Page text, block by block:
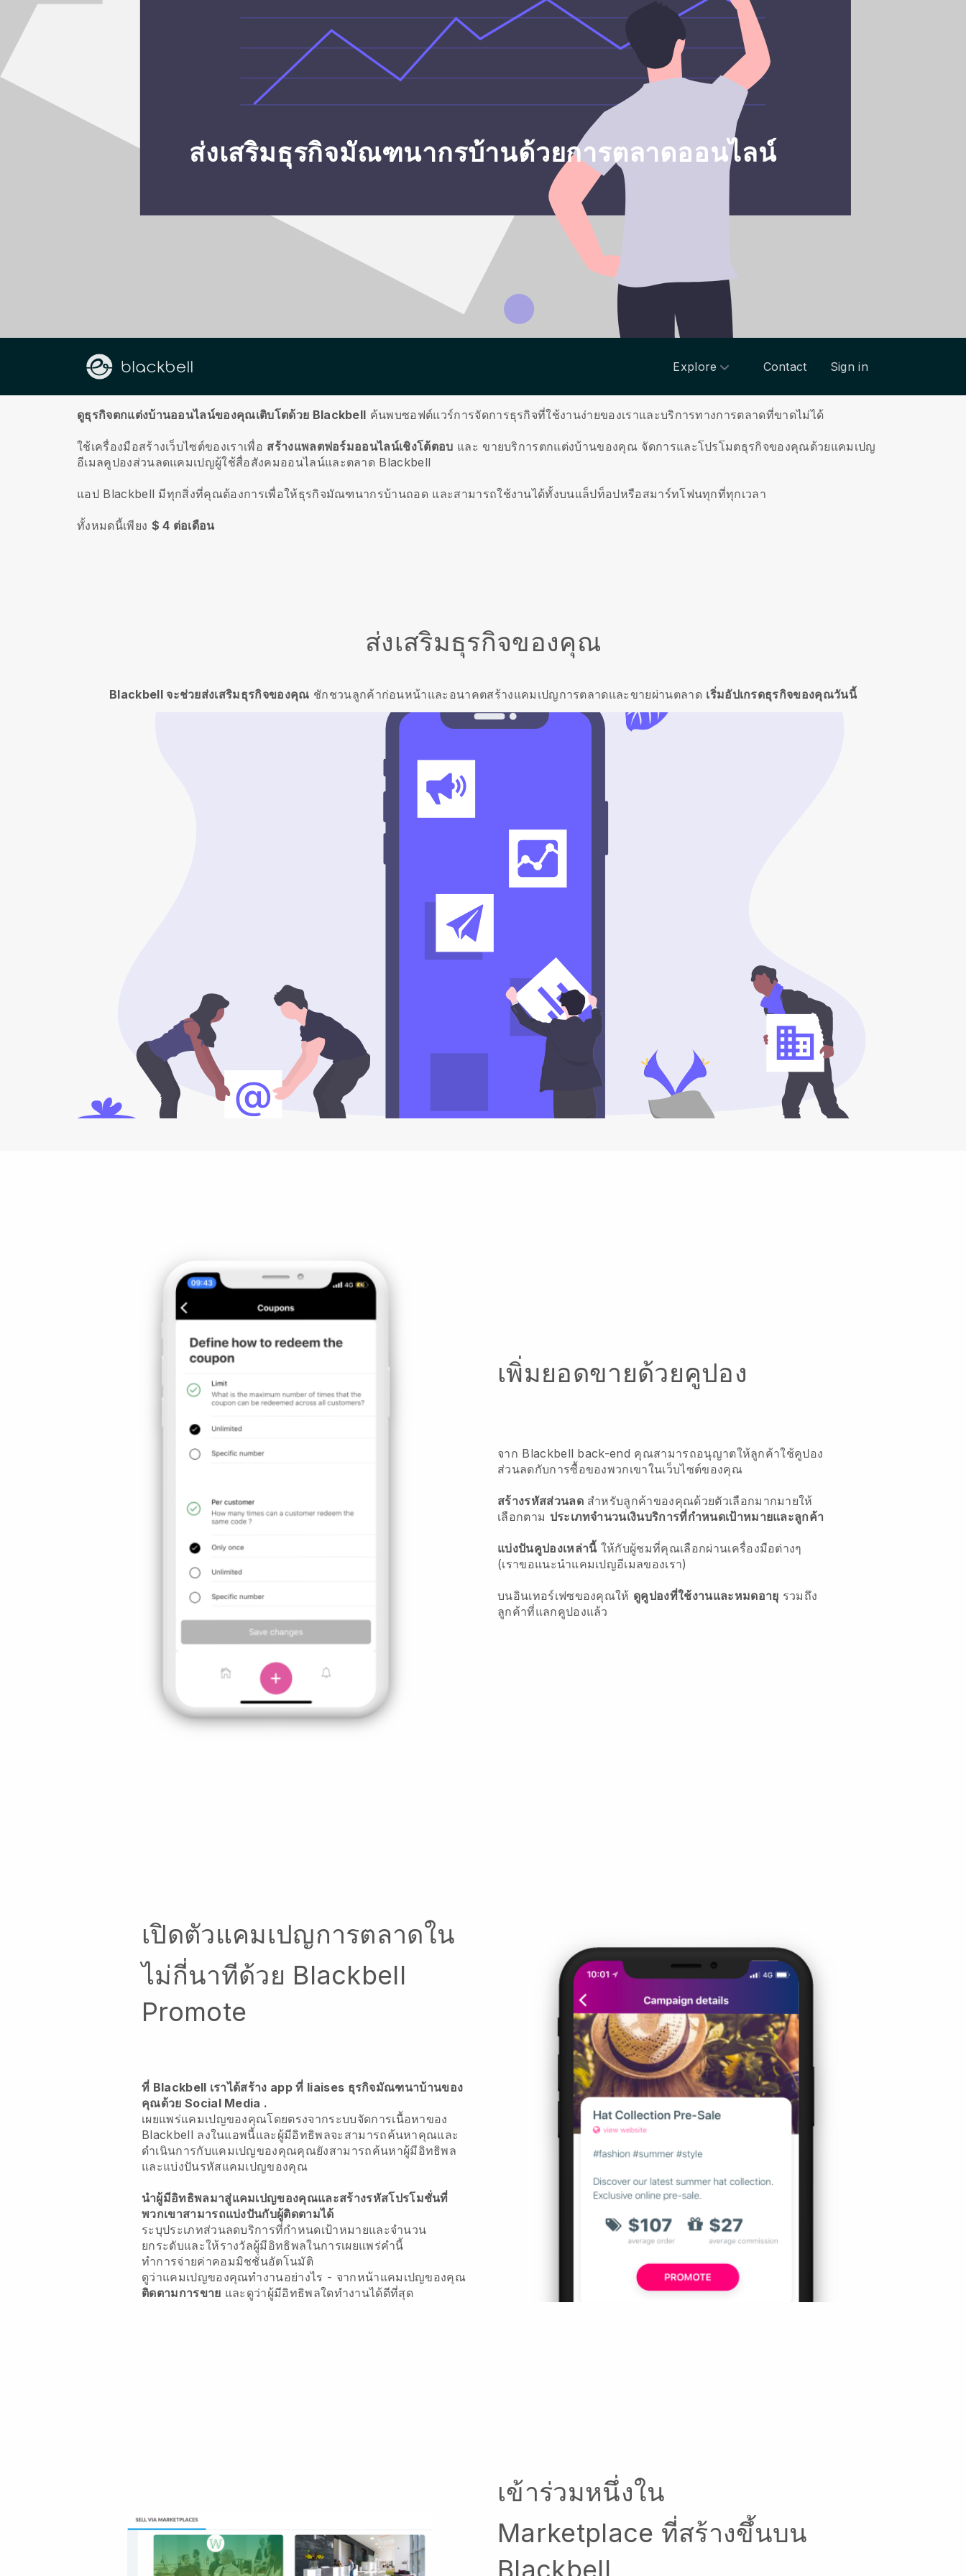
ส่งเสริมธุรกิจมัณฑนากรบ้านด้วยการตลาดออนไลน์
Explore Contact Sign in
เกี่ยวกับเรา
ดูธุรกิจตกแต่งบ้านออนไลน์ของคุณเติบโตด้วย Blackbell ค้นพบซอฟต์แวร์การจัดการธุรกิจที่ใช้งานง่ายของเราและบริการทางการตลาดที่ขาดไม่ได้
ใช้เครื่องมือสร้างเว็บไซต์ของเราเพื่อ สร้างแพลตฟอร์มออนไลน์เชิงโต้ตอบ และขายบริการตกแต่งบ้านของคุณจัดการและโปรโมตธุรกิจของคุณด้วยแคมเปญ
อีเมลคูปองส่วนลดแคมเปญผู้ใช้สื่อสังคมออนไลน์และตลาด Blackbell
แอป Blackbell มีทุกสิ่งที่คุณต้องการเพื่อให้ธุรกิจมัณฑนากรบ้านถอด และสามารถใช้งานได้ทั้งบนแล็ปท็อปหรือสมาร์ทโฟนทุกที่ทุกเวลา
ทั้งหมดนี้เพียง $ 4 ต่อเดือน
ส่งเสริมธุรกิจของคุณ
Blackbell จะช่วยส่งเสริมธุรกิจของคุณ ชักชวนลูกค้าก่อนหน้าและอนาคตสร้างแคมเปญการตลาดและขายผ่านตลาด เริ่มอัปเกรดธุรกิจของคุณวันนี้
เพิ่มยอดขายด้วยคูปอง
จาก Blackbell back-end คุณสามารถอนุญาตให้ลูกค้าใช้คูปอง
ส่วนลดกับการซื้อของพวกเขาในเว็บไซต์ของคุณ
สร้างรหัสส่วนลดสำหรับลูกค้าของคุณด้วยตัวเลือกมากมายให้
เลือกตาม ประเภทจำนวนเงินบริการที่กำหนดเป้าหมายและลูกค้า
แบ่งปันคูปองเหล่านี้ให้กับผู้ชมที่คุณเลือกผ่านเครื่องมือต่างๆ
(เราขอแนะนำแคมเปญอีเมลของเรา)
บนอินเทอร์เฟซของคุณให้ ดูคูปองที่ใช้งานและหมดอายุ รวมถึง
ลูกค้าที่แลกคูปองแล้ว
เปิดตัวแคมเปญการตลาดใน
ไม่กี่นาทีด้วย Blackbell
Promote
ที่ Blackbell เราได้สร้าง app ที่ liaises ธุรกิจมัณฑนาบ้านของ
คุณด้วย Social Media .
เผยแพร่แคมเปญของคุณโดยตรงจากระบบจัดการเนื้อหาของ
Blackbell ลงในแอพนี้และผู้มีอิทธิพลจะสามารถค้นหาคุณและ
ดำเนินการกับแคมเปญของคุณคุณยังสามารถค้นหาผู้มีอิทธิพล
และแบ่งปันรหัสแคมเปญของคุณ
นำผู้มีอิทธิพลมาสู่แคมเปญของคุณและสร้างรหัสโปรโมชั่นที่
พวกเขาสามารถแบ่งปันกับผู้ติดตามได้
ระบุประเภทส่วนลดบริการที่กำหนดเป้าหมายและจำนวน
ยกระดับและให้รางวัลผู้มีอิทธิพลในการเผยแพร่คำนี้
ทำการจ่ายค่าคอมมิชชั่นอัตโนมัติ
ดูว่าแคมเปญของคุณทำงานอย่างไร - จากหน้าแคมเปญของคุณ
ติดตามการขาย และดูว่าผู้มีอิทธิพลใดทำงานได้ดีที่สุด
เข้าร่วมหนึ่งใน
Marketplace ที่สร้างขึ้นบน